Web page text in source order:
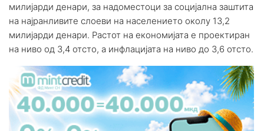
милијарди денари, за надоместоци за социјална заштита
на најранливите слоеви на населението околу 13,2
милијарди денари. Растот на економијата е проектиран
на ниво од 3,4 отсто, а инфлацијата на ниво до 3,6 отсто.